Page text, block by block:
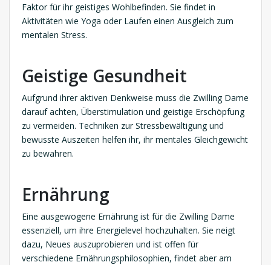
Faktor für ihr geistiges Wohlbefinden. Sie findet in
Aktivitäten wie Yoga oder Laufen einen Ausgleich zum
mentalen Stress.
Geistige Gesundheit
Aufgrund ihrer aktiven Denkweise muss die Zwilling Dame
darauf achten, Überstimulation und geistige Erschöpfung
zu vermeiden. Techniken zur Stressbewältigung und
bewusste Auszeiten helfen ihr, ihr mentales Gleichgewicht
zu bewahren.
Ernährung
Eine ausgewogene Ernährung ist für die Zwilling Dame
essenziell, um ihre Energielevel hochzuhalten. Sie neigt
dazu, Neues auszuprobieren und ist offen für
verschiedene Ernährungsphilosophien, findet aber am